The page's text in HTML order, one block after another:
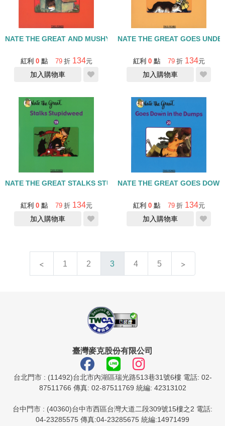
NATE THE GREAT AND MUSHY VALENT/單CD
紅利 0 點 79 折 134元
加入購物車
NATE THE GREAT GOES
紅利 0 點 79 折 134元
加入購物車
NATE THE GREAT STALKS STUPIDWEEDS/單CD
紅利 0 點 79 折 134元
加入購物車
NATE THE GREAT GOES
紅利 0 點 79 折 134元
加入購物車
1 2 3 4 5
臺灣麥克股份有限公司
台北門市 : (11492)台北市內湖區瑞光路513巷31號6樓 電話: 02-
87511766 傳真: 02-87511769 統編: 42313102
台中門市 : (40360)台中市西區台灣大道二段309號15樓之2 電話:
04-23285575 傳真:04-23285675 統編:14971499